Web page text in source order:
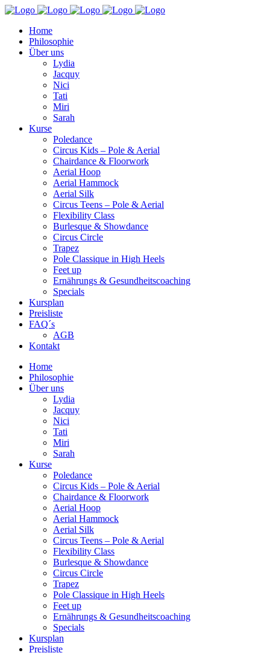
Home
Philosophie
Über uns
Lydia
Jacquy
Nici
Tati
Miri
Sarah
Kurse
Poledance
Circus Kids – Pole & Aerial
Chairdance & Floorwork
Aerial Hoop
Aerial Hammock
Aerial Silk
Circus Teens – Pole & Aerial
Flexibility Class
Burlesque & Showdance
Circus Circle
Trapez
Pole Classique in High Heels
Feet up
Ernährungs & Gesundheitscoaching
Specials
Kursplan
Preisliste
FAQ´s
AGB
Kontakt
Home
Philosophie
Über uns
Lydia
Jacquy
Nici
Tati
Miri
Sarah
Kurse
Poledance
Circus Kids – Pole & Aerial
Chairdance & Floorwork
Aerial Hoop
Aerial Hammock
Aerial Silk
Circus Teens – Pole & Aerial
Flexibility Class
Burlesque & Showdance
Circus Circle
Trapez
Pole Classique in High Heels
Feet up
Ernährungs & Gesundheitscoaching
Specials
Kursplan
Preisliste